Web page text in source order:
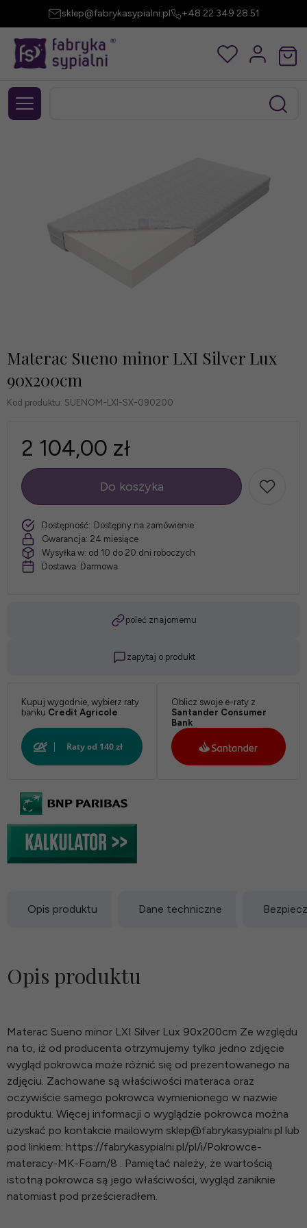
sklep@fabrykasypialni.pl +48 22 349 28 51
Materac Sueno minor LXI Silver Lux
90x200cm
Kod produktu: SUENOM-LXI-SX-090200
2 104,00 zł
szt.
Do koszyka
Dostępność: Dostępny na zamówienie
Gwarancja: 24 miesiące
Wysyłka w: od 10 do 20 dni roboczych
Dostawa: Darmowa
poleć znajomemu
zapytaj o produkt
Kupuj wygodnie, wybierz raty
banku Credit Agricole
Oblicz swoje e-raty z
Santander Consumer
Bank
Opis produktu Dane techniczne
Opis produktu
Materac Sueno minor LXI Silver Lux 90x200cm Ze względu
na to, iż od producenta otrzymujemy tylko jedno zdjęcie
wygląd pokrowca może różnić się od prezentowanego na
zdjęciu. Zachowane są właściwości materaca oraz
oczywiście samego pokrowca wymienionego w nazwie
produktu. Więcej informacji o wyglądzie pokrowca można
uzyskać po kontakcie mailowym sklep@fabrykasypialni.pl lub
pod linkiem: https://fabrykasypialni.pl/pl/i/Pokrowce-
materacy-MK-Foam/8 . Pamiętać należy, że wartością
istotną pokrowca są jego właściwości, wygląd zaniknie
natomiast pod prześcieradłem.